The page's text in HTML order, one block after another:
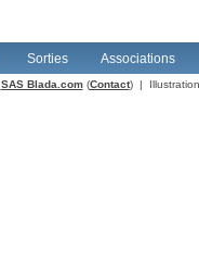
Sorties Associations
SAS Blada.com(Contact) |